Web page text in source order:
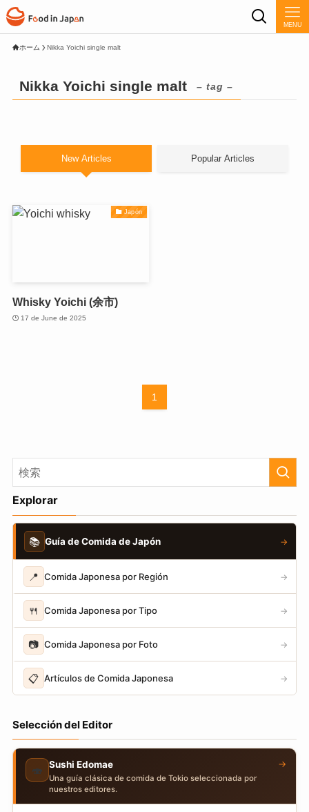
MENU
ホーム Nikka Yoichi single malt
Nikka Yoichi single malt – tag –
New Articles Popular Articles
Japón
Whisky Yoichi (余市)
17 de June de 2025
1
Explorar
📚 Guía de Comida de Japón →
📍 Comida Japonesa por Región →
🍴 Comida Japonesa por Tipo →
📷 Comida Japonesa por Foto →
📋 Artículos de Comida Japonesa →
Selección del Editor
🍣 Sushi Edomae
Una guía clásica de comida de Tokio seleccionada por
nuestros editores.
→